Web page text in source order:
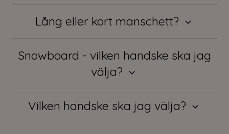
Lång eller kort manschett?
Snowboard - vilken handske ska jag
välja?
Vilken handske ska jag välja?